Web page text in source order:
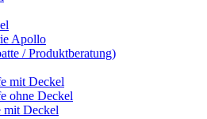
Apollo
/ Produktberatung)
mit Deckel
ohne Deckel
mit Deckel